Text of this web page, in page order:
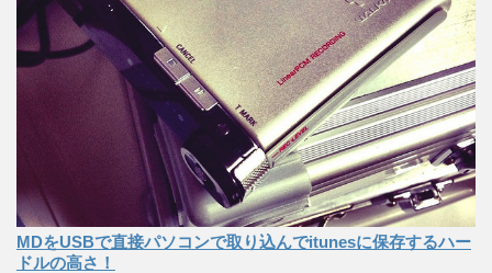
MDをUSBで直接パソコンで取り込んでitunesに保存するハー
ドルの高さ！